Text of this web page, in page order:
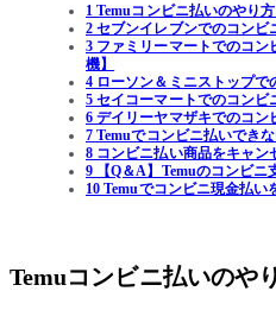
1 Temuコンビニ払いのやり
2 セブンイレブンでのコンビ
3 ファミリーマートでのコ
機】
4 ローソン＆ミニストップで
5 セイコーマートでのコンビ
6 デイリーヤマザキでのコン
7 Temuでコンビニ払いでき
8 コンビニ払い商品をキャン
9 【Q＆A】Temuのコンビニ
10 Temuでコンビニ現金払い
Temuコンビニ払いのや